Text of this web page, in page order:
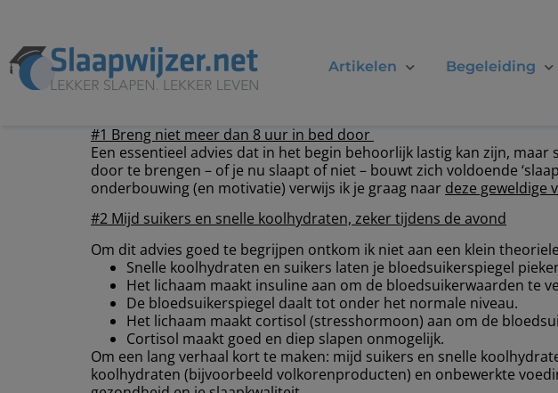
Artikelen Begeleiding
#1 Breng niet meer dan 8 uur in bed door
Een essentieel advies dat in het begin behoorlijk lastig kan zijn,
door te brengen – of je nu slaapt of niet – bouwt zich voldoende
onderbouwing (en motivatie) verwijs ik je graag naar deze geweldige
#2 Mijd suikers en snelle koolhydraten, zeker tijdens de avond
Om dit advies goed te begrijpen ontkom ik niet aan een klein
Snelle koolhydraten en suikers laten je bloedsuikerspiegel
Het lichaam maakt insuline aan om de bloedsuikerwaarden te
De bloedsuikerspiegel daalt tot onder het normale niveau.
Het lichaam maakt cortisol (stresshormoon) aan om de
Cortisol maakt goed en diep slapen onmogelijk.
Om een lang verhaal kort te maken: mijd suikers en snelle
koolhydraten (bijvoorbeeld volkorenproducten) en onbewerkte